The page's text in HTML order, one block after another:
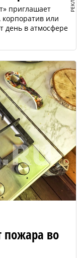
приглашает
или
день в атмосфере
пожара во